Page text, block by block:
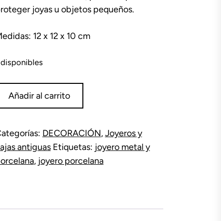
joyas u objetos pequeños.
12 x 12 x 10 cm
disponibles
Añadir al carrito
DECORACIÓN,Joyeros y
antiguas Etiquetas: joyero metal y
, joyero porcelana